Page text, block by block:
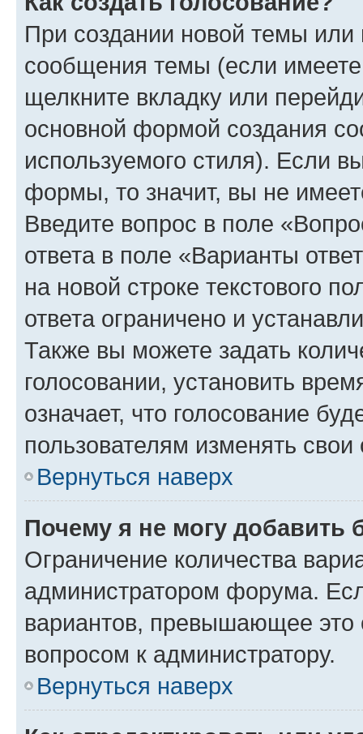
При создании новой темы или
сообщения темы (если
щелкните вкладку или
основной формой создания
используемого стиля). Если
формы, то значит, вы не
Введите вопрос в поле
ответа в поле «Варианты
на новой строке текстового
ответа ограничено и
Также вы можете задать
голосовании, установить
означает, что голосование
пользователям изменять свои
Вернуться наверх
Почему я не могу добавить
Ограничение количества
администратором форума.
вариантов, превышающее это
вопросом к администратору.
Вернуться наверх